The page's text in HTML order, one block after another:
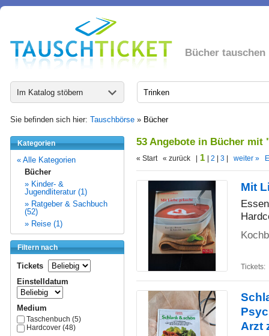
Bücher tauschen
Im Katalog stöbern
Sie befinden sich hier: Tauschbörse » Bücher
Kategorien
« Alle Kategorien
Bücher
» Kinder- &
Jugendliteratur (1)
» Ratgeber & Sachbuch
(52)
» Reise (1)
Filtern nach
Tickets
Einstelldatum
Medium
Taschenbuch (5)
Hardcover (48)
53 Angebote in Bücher mit
« Start « zurück | 1 2 3 weiter »
Mit
Tickets:
Arzt